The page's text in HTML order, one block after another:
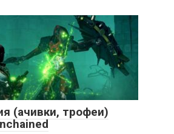
(ачивки, трофеи)